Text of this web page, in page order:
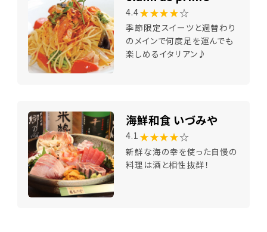
4.4★★★★☆
季節限定スイーツと週替わり
のメインで何度足を運んでも
楽しめるイタリアン♪
海鮮和食 いづみや
4.1 ★★★★☆
新鮮な海の幸を使った自慢の
料理は酒と相性抜群！